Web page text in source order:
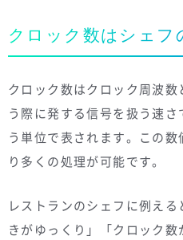
クロック数はシェフ
クロック数はクロック周波
う際に発する信号を扱う速
う単位で表されます。この
り多くの処理が可能です。
レストランのシェフに例え
きがゆっくり」「クロック